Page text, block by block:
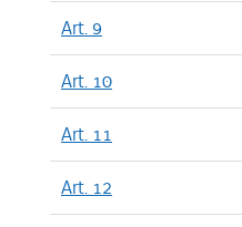
Art. 9
Art. 10
Art. 11
Art. 12